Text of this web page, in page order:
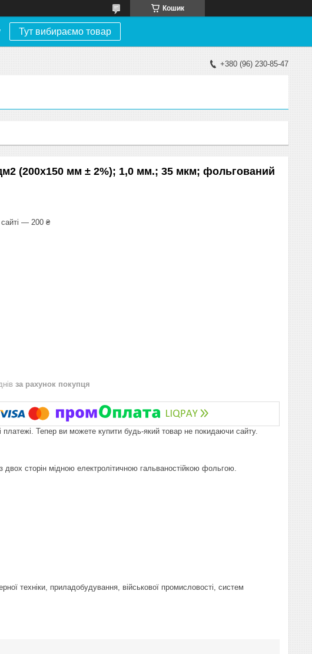
Кошик
Тут вибираємо товар
+380 (96) 230-85-47
(200х150 мм ± 2%); 1,0 мм.; 35 мкм; фольгований
— 200 ₴
за рахунок покупця
платежі. Тепер ви можете купити будь-який товар не покидаючи сайту.
сторін мідною електролітичною гальваностійкою фольгою.
техніки, приладобудування, військової промисловості, систем